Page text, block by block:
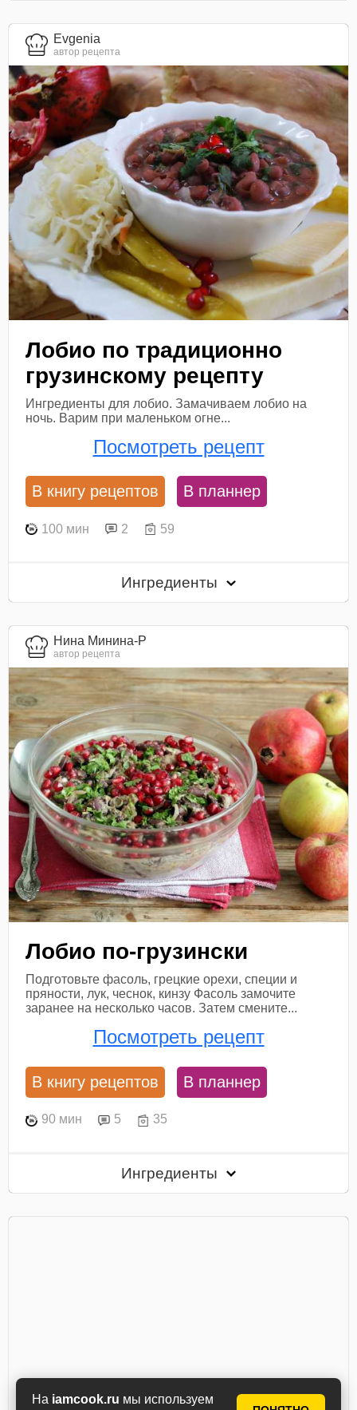
На iamcook.ru мы используем
Evgenia
автор рецепта
Лобио по традиционно
грузинскому рецепту
Ингредиенты для лобио. Замачиваем лобио на
ночь. Варим при маленьком огне...
Посмотреть рецепт
В книгу рецептов В планнер
100 мин 2 59
Ингредиенты
Нина Минина-Р
автор рецепта
Лобио по-грузински
Подготовьте фасоль, грецкие орехи, специи и
пряности, лук, чеснок, кинзу Фасоль замочите
заранее на несколько часов. Затем смените...
Посмотреть рецепт
В книгу рецептов В планнер
90 мин 5 35
Ингредиенты